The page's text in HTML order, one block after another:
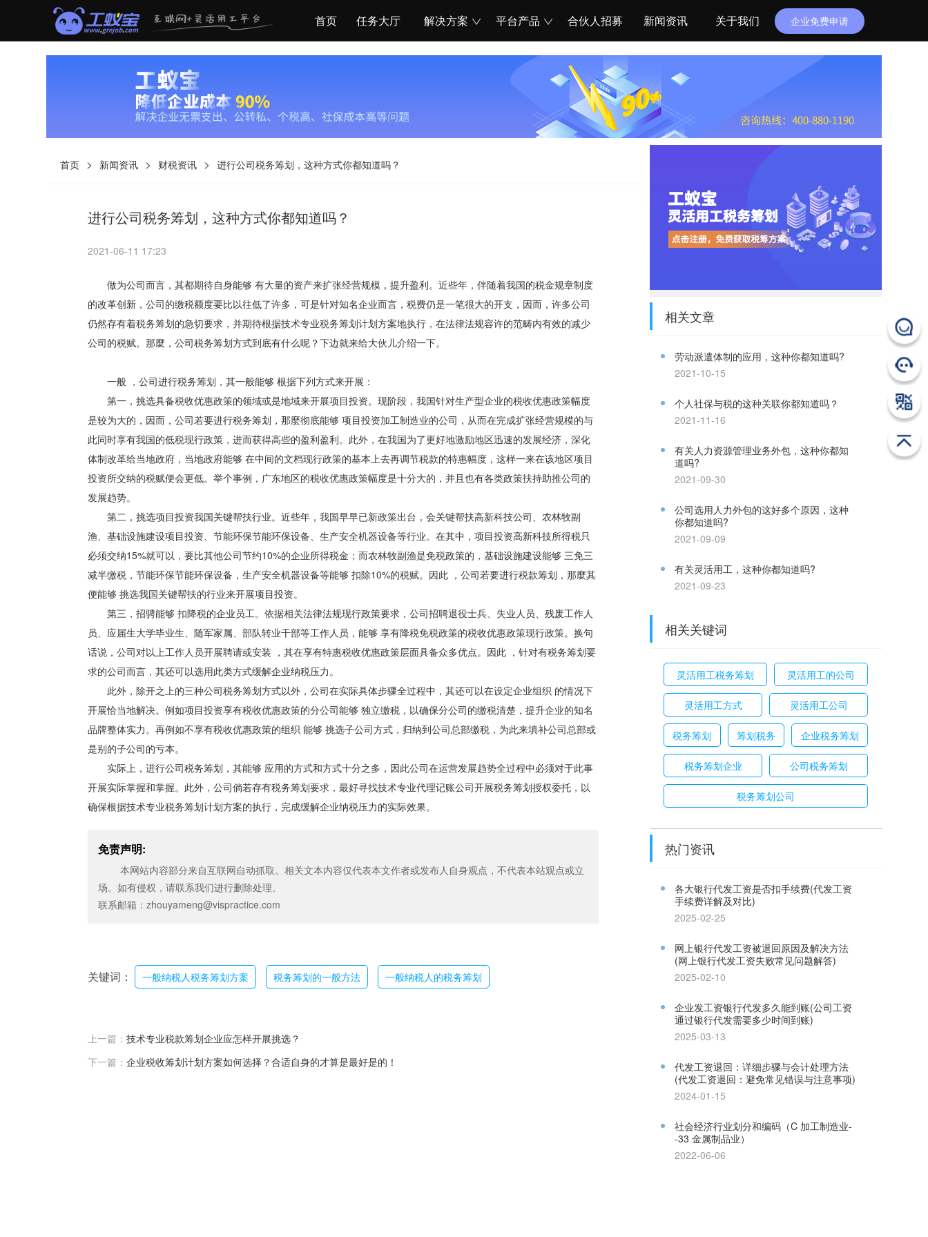
首页 任务大厅 解决方案 平台产品 合伙人招募 新闻资讯 关于我们 企业免费申请
首页 > 新闻资讯 > 财税资讯 > 进行公司税务筹划，这种方式你都知道吗？
进行公司税务筹划，这种方式你都知道吗？
2021-06-11 17:23
做为公司而言，其都期待自身能够 有大量的资产来扩张经营规模，提升盈利。近些年，伴随着我国的税金规章制度
的改革创新，公司的缴税额度要比以往低了许多，可是针对知名企业而言，税费仍是一笔很大的开支，因而，许多公司
仍然存有着税务筹划的急切要求，并期待根据技术专业税务筹划计划方案地执行，在法律法规容许的范畴内有效的减少
公司的税赋。那麼，公司税务筹划方式到底有什么呢？下边就来给大伙儿介绍一下。
一般 ，公司进行税务筹划，其一般能够 根据下列方式来开展：
第一，挑选具备税收优惠政策的领域或是地域来开展项目投资。现阶段，我国针对生产型企业的税收优惠政策幅度
是较为大的，因而，公司若要进行税务筹划，那麼彻底能够 项目投资加工制造业的公司，从而在完成扩张经营规模的与
此同时享有我国的低税现行政策，进而获得高些的盈利盈利。此外，在我国为了更好地激励地区迅速的发展经济，深化
体制改革给当地政府，当地政府能够 在中间的文档现行政策的基本上去再调节税款的特惠幅度，这样一来在该地区项目
投资所交纳的税赋便会更低。举个事例，广东地区的税收优惠政策幅度是十分大的，并且也有各类政策扶持助推公司的
发展趋势。
第二，挑选项目投资我国关键帮扶行业。近些年，我国早早已新政策出台，会关键帮扶高新科技公司、农林牧副
渔、基础设施建设项目投资、节能环保节能环保设备、生产安全机器设备等行业。在其中，项目投资高新科技所得税只
必须交纳15%就可以，要比其他公司节约10%的企业所得税金；而农林牧副渔是免税政策的，基础设施建设能够 三免三
减半缴税，节能环保节能环保设备，生产安全机器设备等能够 扣除10%的税赋。因此 ，公司若要进行税款筹划，那麼其
便能够 挑选我国关键帮扶的行业来开展项目投资。
第三，招骋能够 扣降税的企业员工。依据相关法律法规现行政策要求，公司招聘退役士兵、失业人员、残废工作人
员、应届生大学毕业生、随军家属、部队转业干部等工作人员，能够 享有降税免税政策的税收优惠政策现行政策。换句
话说，公司对以上工作人员开展聘请或安装 ，其在享有特惠税收优惠政策层面具备众多优点。因此 ，针对有税务筹划要
求的公司而言，其还可以选用此类方式缓解企业纳税压力。
此外，除开之上的三种公司税务筹划方式以外，公司在实际具体步骤全过程中，其还可以在设定企业组织 的情况下
开展恰当地解决。例如项目投资享有税收优惠政策的分公司能够 独立缴税，以确保分公司的缴税清楚，提升企业的知名
品牌整体实力。再例如不享有税收优惠政策的组织 能够 挑选子公司方式，归纳到公司总部缴税，为此来填补公司总部或
是别的子公司的亏本。
实际上，进行公司税务筹划，其能够 应用的方式和方式十分之多，因此公司在运营发展趋势全过程中必须对于此事
开展实际掌握和掌握。此外，公司倘若存有税务筹划要求，最好寻找技术专业代理记账公司开展税务筹划授权委托，以
确保根据技术专业税务筹划计划方案的执行，完成缓解企业纳税压力的实际效果。
免责声明:
本网站内容部分来自互联网自动抓取。相关文本内容仅代表本文作者或发布人自身观点，不代表本站观点或立
场。如有侵权，请联系我们进行删除处理。
联系邮箱：zhouyameng@vispractice.com
关键词： 一般纳税人税务筹划方案 税务筹划的一般方法 一般纳税人的税务筹划
上一篇： 技术专业税款筹划企业应怎样开展挑选？
下一篇： 企业税收筹划计划方案如何选择？合适自身的才算是最好是的！
相关文章
劳动派遣体制的应用，这种你都知道吗?
2021-10-15
个人社保与税的这种关联你都知道吗？
2021-11-16
有关人力资源管理业务外包，这种你都知
道吗?
2021-09-30
公司选用人力外包的这好多个原因，这种
你都知道吗?
2021-09-09
有关灵活用工，这种你都知道吗?
2021-09-23
相关关键词
灵活用工税务筹划 灵活用工的公司
灵活用工方式 灵活用工公司
税务筹划 筹划税务 企业税务筹划
税务筹划企业 公司税务筹划
税务筹划公司
热门资讯
各大银行代发工资是否扣手续费(代发工资
手续费详解及对比)
2025-02-25
网上银行代发工资被退回原因及解决方法
(网上银行代发工资失败常见问题解答)
2025-02-10
企业发工资银行代发多久能到账(公司工资
通过银行代发需要多少时间到账)
2025-03-13
代发工资退回：详细步骤与会计处理方法
(代发工资退回：避免常见错误与注意事项)
2024-01-15
社会经济行业划分和编码（C 加工制造业-
-33 金属制品业）
2022-06-06